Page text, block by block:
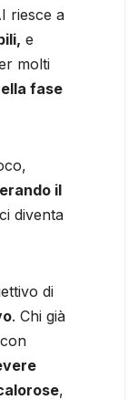
riesce a
e
molti
fase
il
diventa
di
. Chi già
,